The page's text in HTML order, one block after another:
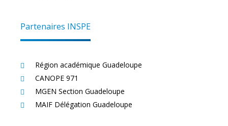
Partenaires INSPE
Région académique Guadeloupe
CANOPE 971
MGEN Section Guadeloupe
MAIF Délégation Guadeloupe